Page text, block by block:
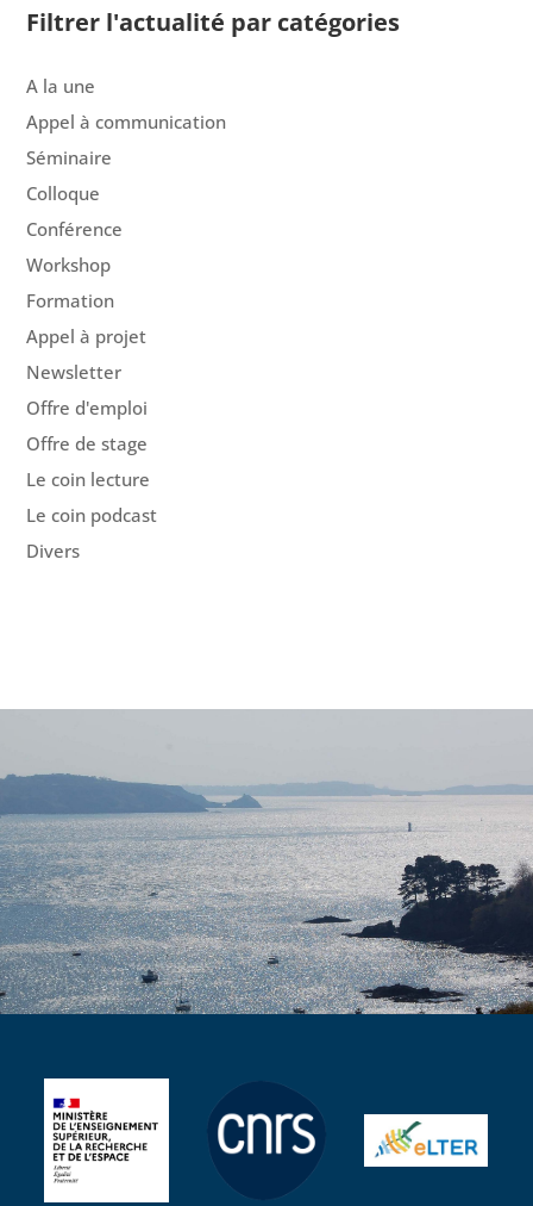
Filtrer l'actualité par catégories
A la une
Appel à communication
Séminaire
Colloque
Conférence
Workshop
Formation
Appel à projet
Newsletter
Offre d'emploi
Offre de stage
Le coin lecture
Le coin podcast
Divers